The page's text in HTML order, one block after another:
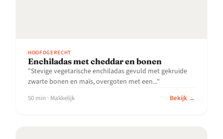
HOOFDGERECHT
Enchiladas met cheddar en bonen
"Stevige vegetarische enchiladas gevuld met gekruide
zwarte bonen en maïs, overgoten met een..."
50 min · Makkelijk Bekijk →